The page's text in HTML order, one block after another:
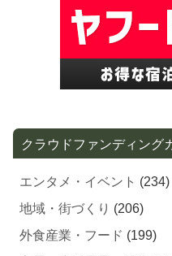
エンタメ・イベント(234)
地域・街づくり(206)
外食産業・フード(199)
家電・生活用品・雑貨